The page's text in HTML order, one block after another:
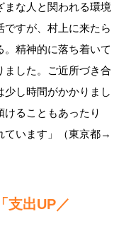
まな人と関われる環境
すが、村上に来たら
精神的に落ち着いて
ました。ご近所づき合
し時間がかかりまし
ることもあったり
ています」（東京都→
支出UP／